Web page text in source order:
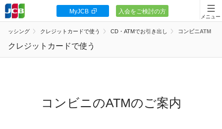
会員向け情報
JCBカードの基本
入会をご検討の方
MyJCB
ャッシング クレジットカードで使う CD・ATMでお引き出し コンビニATM
クレジットカードで使う
コンビニのATMのご案内